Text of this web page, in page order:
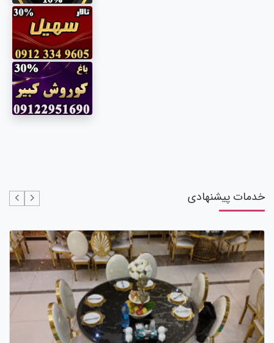
خدمات پیشنهادی